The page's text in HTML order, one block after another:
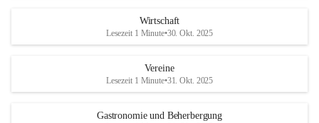
Wirtschaft
Lesezeit 1 Minute•30. Okt. 2025
Vereine
Lesezeit 1 Minute•31. Okt. 2025
Gastronomie und Beherbergung